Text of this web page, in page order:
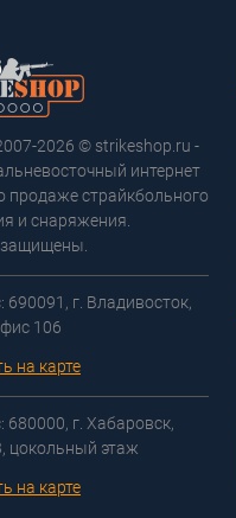
2026 © strikeshop.ru -
интернет
продаже страйкбольного
и снаряжения.
защищены.
690091, г. Владивосток,
106
на карте
680000, г. Хабаровск,
цокольный этаж
на карте